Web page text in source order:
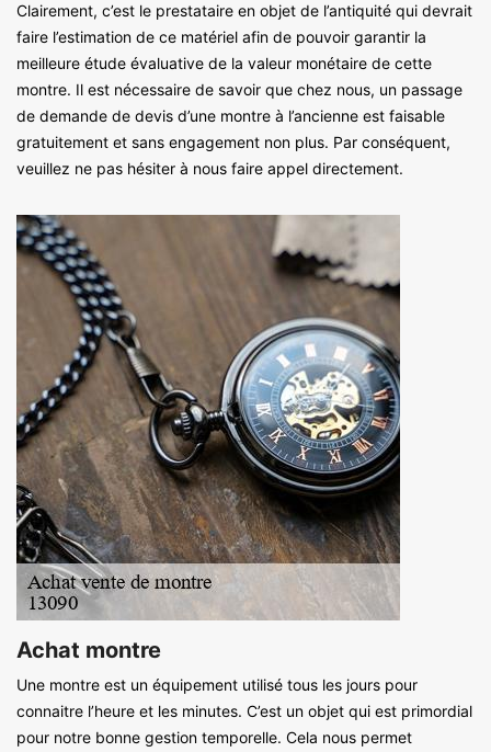
Clairement, c’est le prestataire en objet de l’antiquité qui devrait
faire l’estimation de ce matériel afin de pouvoir garantir la
meilleure étude évaluative de la valeur monétaire de cette
montre. Il est nécessaire de savoir que chez nous, un passage
de demande de devis d’une montre à l’ancienne est faisable
gratuitement et sans engagement non plus. Par conséquent,
veuillez ne pas hésiter à nous faire appel directement.
Achat montre
Une montre est un équipement utilisé tous les jours pour
connaitre l’heure et les minutes. C’est un objet qui est primordial
pour notre bonne gestion temporelle. Cela nous permet